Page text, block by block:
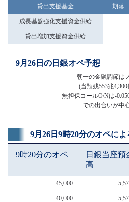
貸出支援基金 期落
成長基盤強化支援資金供給
貸出増加支援資金供給
9月26日の日銀オペ予想
朝一の金融調節は
(当預残553兆
無担保コールO/Nは-
での出合いが中
9月26日9時20分のオペに
9時20分のオペ
日銀当座預
高
+45,000
+40,000